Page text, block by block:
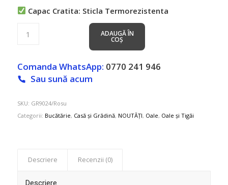
Capac Cratita: Sticla Termorezistenta
ADAUGĂ ÎN
COȘ
Comanda WhatsApp: 0770 241 946
Sau sună acum
SKU: GR9024/Rosu
Categorii: Bucătărie, Casă și Grădină, NOUTĂȚI, Oale, Oale și Tigăi
Descriere Recenzii (0)